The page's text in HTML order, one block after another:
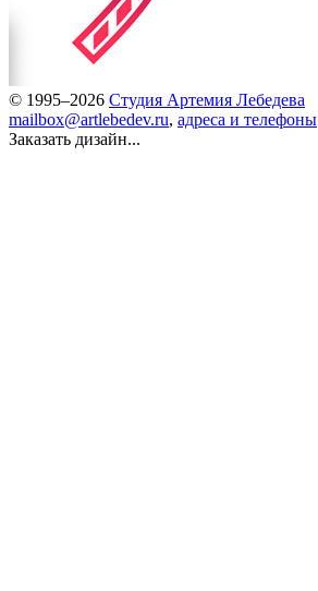
© 1995–2026 Студия Артемия Лебедева
mailbox@artlebedev.ru, адреса и телефоны
Заказать дизайн...